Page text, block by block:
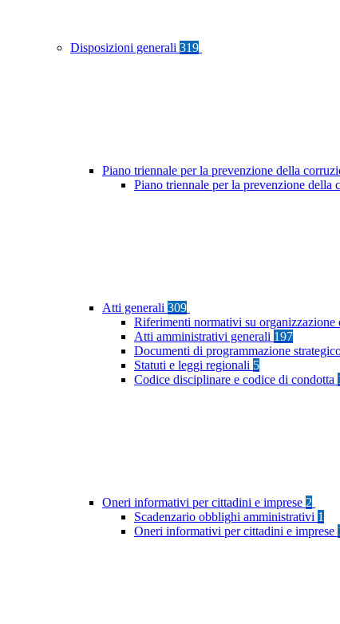
Disposizioni generali 319
Piano triennale per la prevenzione della
Piano triennale per la prevenzione della
Atti generali 309
Riferimenti normativi su organizzazione
Atti amministrativi generali 197
Documenti di programmazione
Statuti e leggi regionali 5
Codice disciplinare e codice di condotta
Oneri informativi per cittadini e imprese 2
Scadenzario obblighi amministrativi 1
Oneri informativi per cittadini e imprese